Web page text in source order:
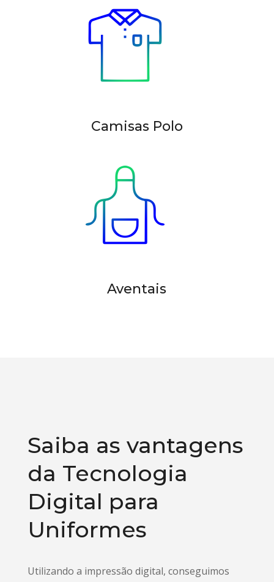
Camisas Polo
Aventais
Saiba as vantagens
da Tecnologia
Digital para
Uniformes
Utilizando a impressão digital, conseguimos